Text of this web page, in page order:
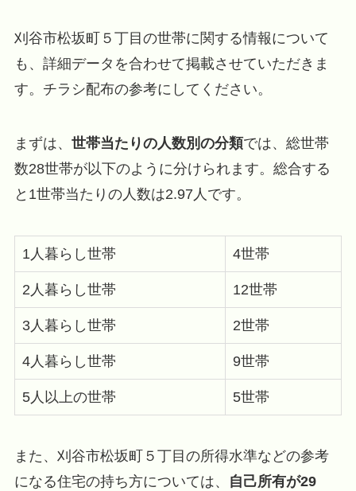
刈谷市松坂町５丁目の世帯に関する情報について
も、詳細データを合わせて掲載させていただきま
す。チラシ配布の参考にしてください。
まずは、 世帯当たりの人数別の分類では、総世帯
数28世帯が以下のように分けられます。総合する
と1世帯当たりの人数は2.97人です。
1人暮らし世帯 4世帯
2人暮らし世帯 12世帯
3人暮らし世帯 2世帯
4人暮らし世帯 9世帯
5人以上の世帯 5世帯
また、刈谷市松坂町５丁目の所得水準などの参考
になる住宅の持ち方については、
自己所有が29